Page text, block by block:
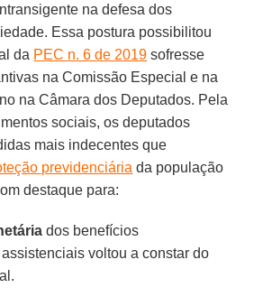
na defesa dos
Essa postura possibilitou
da PEC n. 6 de 2019 sofresse
na Comissão Especial e na
na Câmara dos Deputados. Pela
sociais, os deputados
mais indecentes que
previdenciária da população
destaque para:
dos benefícios
voltou a constar do